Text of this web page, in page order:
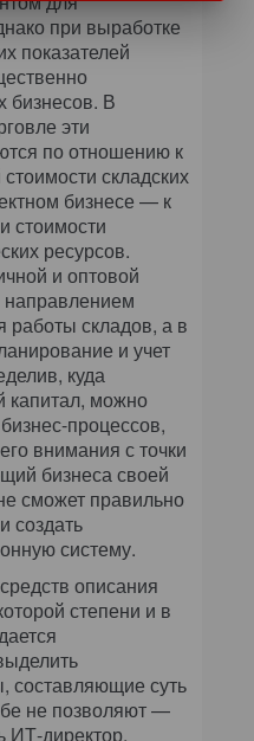
при выработке
показателей
бизнесов. В
эти
по отношению к
складских
бизнесе — к
стоимости
ресурсов.
и оптовой
направлением
работы складов, а в
и учет
куда
капитал, можно
процессов,
внимания с точки
бизнеса своей
сможет правильно
создать
систему.
описания
степени и в
составляющие суть
не позволяют —
ИТ-директор.